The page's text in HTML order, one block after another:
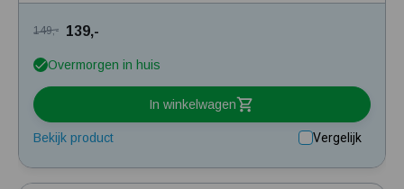
149,- 139,-
Overmorgen in huis
In winkelwagen
Bekijk product Vergelijk